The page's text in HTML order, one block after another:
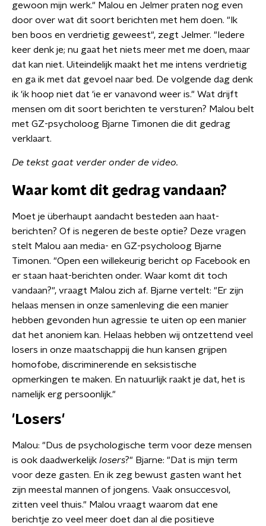
gewoon mijn werk." Malou en Jelmer praten nog even
door over wat dit soort berichten met hem doen. "Ik
ben boos en verdrietig geweest", zegt Jelmer. "Iedere
keer denk je; nu gaat het niets meer met me doen, maar
dat kan niet. Uiteindelijk maakt het me intens verdrietig
en ga ik met dat gevoel naar bed. De volgende dag denk
ik 'ik hoop niet dat 'ie er vanavond weer is." Wat drijft
mensen om dit soort berichten te versturen? Malou belt
met GZ-psycholoog Bjarne Timonen die dit gedrag
verklaart.
De tekst gaat verder onder de video.
Waar komt dit gedrag vandaan?
Moet je überhaupt aandacht besteden aan haat-
berichten? Of is negeren de beste optie? Deze vragen
stelt Malou aan media- en GZ-psycholoog Bjarne
Timonen. "Open een willekeurig bericht op Facebook en
er staan haat-berichten onder. Waar komt dit toch
vandaan?", vraagt Malou zich af. Bjarne vertelt: "Er zijn
helaas mensen in onze samenleving die een manier
hebben gevonden hun agressie te uiten op een manier
dat het anoniem kan. Helaas hebben wij ontzettend veel
losers in onze maatschappij die hun kansen grijpen
homofobe, discriminerende en seksistische
opmerkingen te maken. En natuurlijk raakt je dat, het is
namelijk erg persoonlijk."
'Losers'
Malou: "Dus de psychologische term voor deze mensen
is ook daadwerkelijk losers?" Bjarne: "Dat is mijn term
voor deze gasten. En ik zeg bewust gasten want het
zijn meestal mannen of jongens. Vaak onsuccesvol,
zitten veel thuis." Malou vraagt waarom dat ene
berichtje zo veel meer doet dan al die positieve